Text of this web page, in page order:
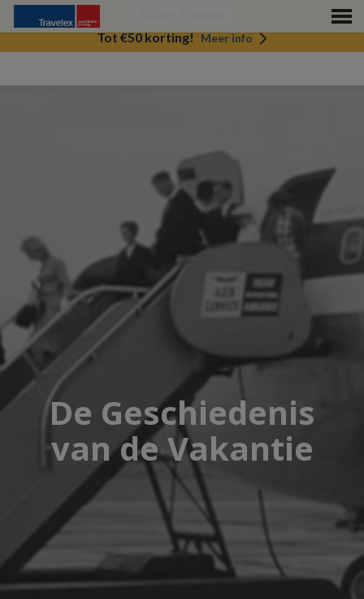
Tot €50 korting! Meer info
De Geschiedenis
van de Vakantie